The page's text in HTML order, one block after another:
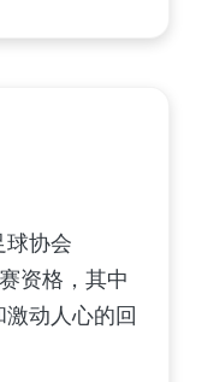
球协会
资格，其中
动人心的回